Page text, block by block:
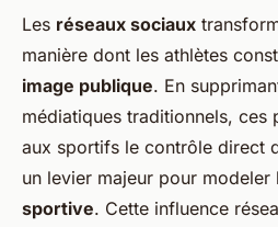
Les réseaux sociaux
manière dont les athlètes
image publique. En
médiatiques traditionnels, ces
aux sportifs le contrôle direct
un levier majeur pour modeler
sportive. Cette influence